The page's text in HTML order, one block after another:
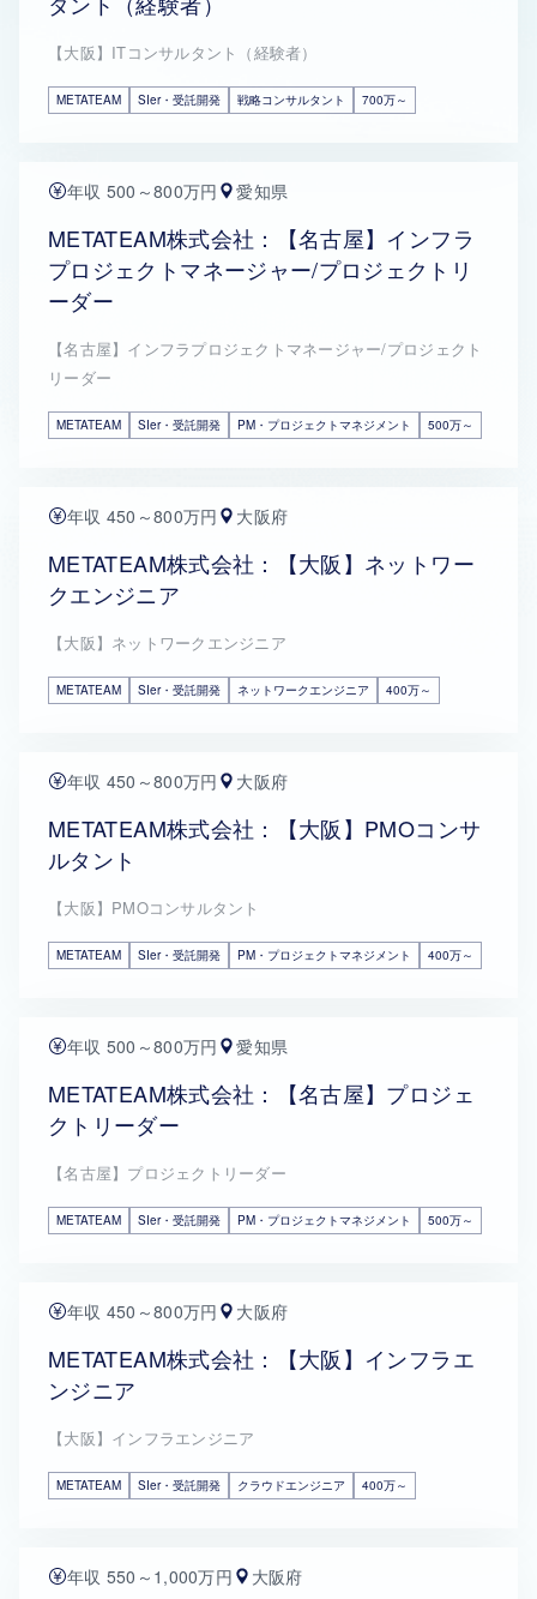
【大阪】ITコンサルタント（経験者）
METATEAM SIer・受託開発 戦略コンサルタント 700万～
年収 500～800万円 愛知県
METATEAM株式会社：【名古屋】インフラ
プロジェクトマネージャー/プロジェクトリ
ーダー
【名古屋】インフラプロジェクトマネージャー/プロジェクト
リーダー
METATEAM SIer・受託開発 PM・プロジェクトマネジメント 500万～
年収 450～800万円 大阪府
METATEAM株式会社：【大阪】ネットワー
クエンジニア
【大阪】ネットワークエンジニア
METATEAM SIer・受託開発 ネットワークエンジニア 400万～
年収 450～800万円 大阪府
METATEAM株式会社：【大阪】PMOコンサ
ルタント
【大阪】PMOコンサルタント
METATEAM SIer・受託開発 PM・プロジェクトマネジメント 400万～
年収 500～800万円 愛知県
METATEAM株式会社：【名古屋】プロジェ
クトリーダー
【名古屋】プロジェクトリーダー
METATEAM SIer・受託開発 PM・プロジェクトマネジメント 500万～
年収 450～800万円 大阪府
METATEAM株式会社：【大阪】インフラエ
ンジニア
【大阪】インフラエンジニア
METATEAM SIer・受託開発 クラウドエンジニア 400万～
年収 550～1,000万円 大阪府